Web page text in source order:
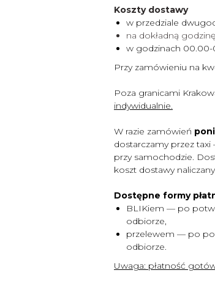
Koszty dostawy
w przedziale
na dokładną
w godzinach 00.00-
Przy zamówieniu na
Poza granicami
indywidualnie.
W razie zamówień
dostarczamy przez
przy samochodzie.
koszt dostawy
Dostępne formy
BLIKiem — po
odbiorze,
przelewem — po
odbiorze.
Uwaga: płatność